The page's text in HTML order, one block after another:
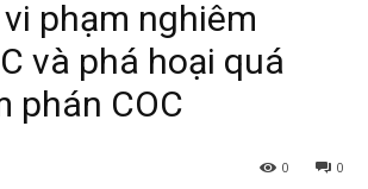
phạm nghiêm
và phá hoại quá
phán COC
0
0